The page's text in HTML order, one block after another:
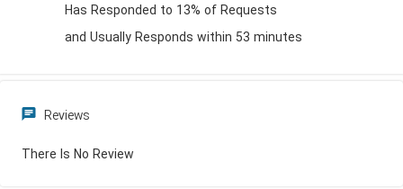
Has Responded to 13% of Requests
and Usually Responds within 53 minutes
Reviews
There Is No Review